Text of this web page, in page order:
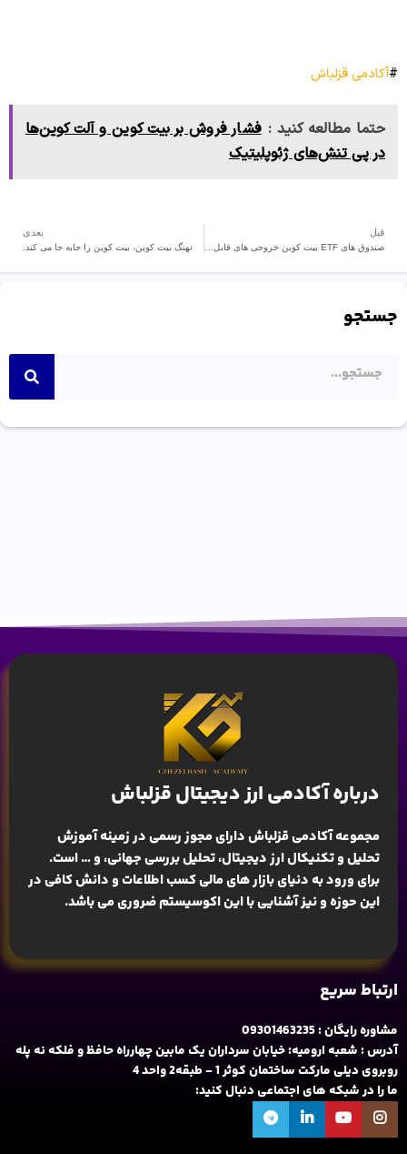
#آکادمی قزلباش
حتما مطالعه کنید : فشار فروش بر بیت‌ کوین و آلت‌ کوین‌ها
در پی تنش‌های ژئوپلیتیک
قبل
صندوق های ETF بیت کوین خروجی های قابل توجهی را ثبت میکنند.!
بعدی
نهنگ بیت کوین، بیت کوین را جابه جا می کند.
جستجو
درباره آکادمی ارز دیجیتال قزلباش
مجموعه آکادمی قزلباش دارای مجوز رسمی در زمینهآموزش
تحلیل و تکنیکال ارز دیجیتال، تحلیل بررسی جهانی، و … است.
برای ورود به دنیای بازار های مالی کسب اطلاعات و دانش کافی در
این حوزه و نیز آشنایی با این اکوسیستم ضروری می باشد.
ارتباط سریع
مشاوره رایگان : 09301463235
آدرس : شعبه ارومیه: خیابان سرداران یک مابین چهارراه حافظ و فلکه نه پله
روبروی دیلی مارکت ساختمان کوثر 1 - طبقه2 واحد 4
ما را در شبکه های اجتماعی دنبال کنید: